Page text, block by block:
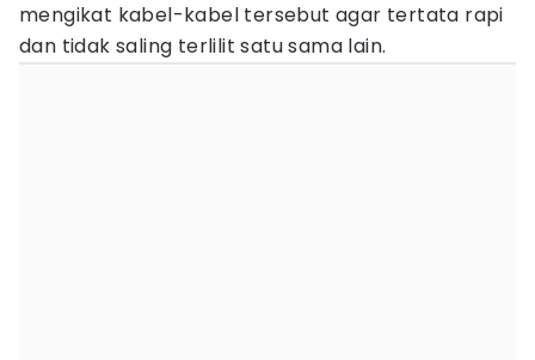
mengikat kabel-kabel tersebut agar tertata rapi
dan tidak saling terlilit satu sama lain.